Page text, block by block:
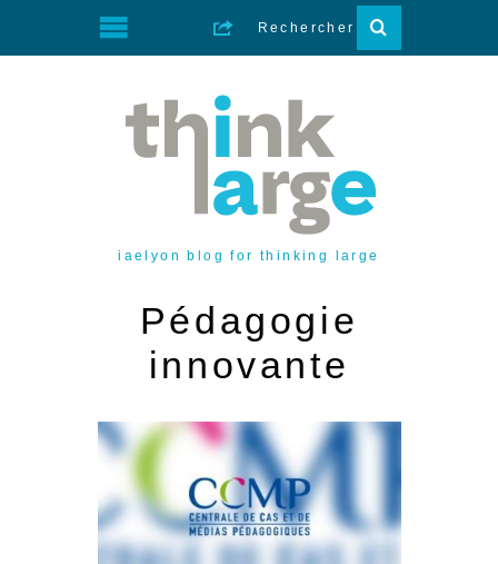
iaelyon blog for thinking large
Pédagogie
innovante